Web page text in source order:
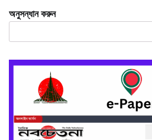
অনুসন্ধান করুন